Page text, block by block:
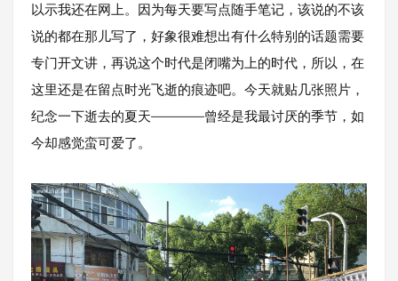
以示我还在网上。因为每天要写点随手笔记，该说的不该
说的都在那儿写了，好象很难想出有什么特别的话题需要
专门开文讲，再说这个时代是闭嘴为上的时代，所以，在
这里还是在留点时光飞逝的痕迹吧。今天就贴几张照片，
纪念一下逝去的夏天————曾经是我最讨厌的季节，如
今却感觉蛮可爱了。